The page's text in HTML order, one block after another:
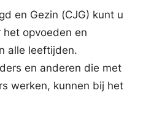
en Gezin (CJG) kunt u
opvoeden en
alle leeftijden.
en anderen die met
werken, kunnen bij het